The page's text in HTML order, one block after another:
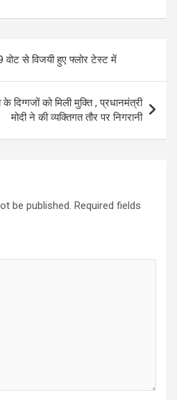
वोट से विजयी हुए फ्लोर टेस्ट में
को मिली मुक्ति , प्रधानमंत्री
मोदी ने की व्यक्तिगत तौर पर निगरानी
be published. Required fields